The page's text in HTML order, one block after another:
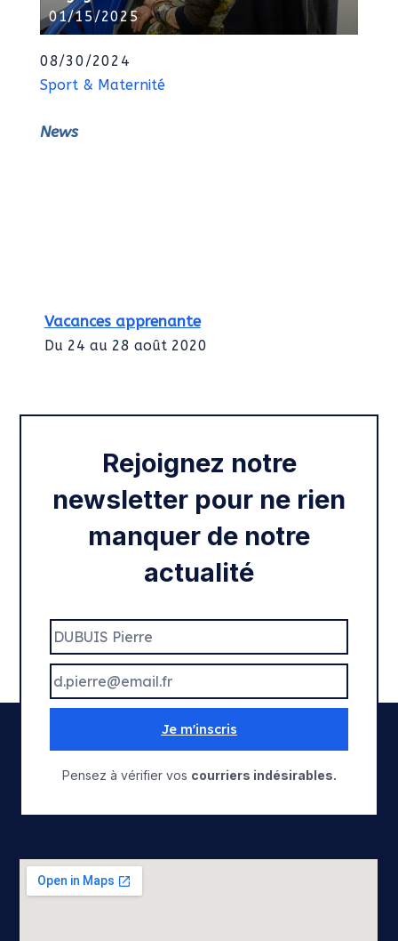
01/15/2025
08/30/2024
Sport & Maternité
News
Vacances apprenante
Du 24 au 28 août 2020
Rentrée 2020
Rejoignez notre
newsletter pour ne rien
manquer de notre
actualité
Je m'inscris
Pensez à vérifier vos courriers indésirables.